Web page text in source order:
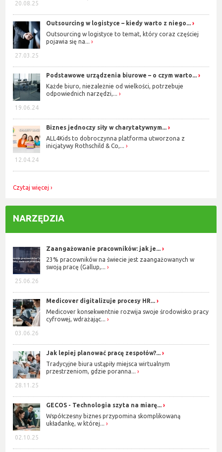
20.08.25
27.03.25
Outsourcing w logistyce – kiedy warto z niego...
Outsourcing w logistyce to temat, który coraz częściej
pojawia się na...
19.06.24
Podstawowe urządzenia biurowe – o czym warto...
Każde biuro, niezależnie od wielkości, potrzebuje
odpowiednich narzędzi,...
12.04.24
Biznes jednoczy siły w charytatywnym...
ALL4Kids to dobroczynna platforma utworzona z
inicjatywy Rothschild & Co,...
Czytaj więcej
NARZĘDZIA
25.06.26
Zaangażowanie pracowników: jak je...
23% pracowników na świecie jest zaangażowanych w
swoją pracę (Gallup,...
03.06.26
Medicover digitalizuje procesy HR...
Medicover konsekwentnie rozwija swoje środowisko pracy
cyfrowej, wdrażając...
28.11.25
Jak lepiej planować pracę zespołów?...
Tradycyjne biura ustąpiły miejsca wirtualnym
przestrzeniom, gdzie poranna...
02.10.25
GECOS - Technologia szyta na miarę...
Współczesny biznes przypomina skomplikowaną
układankę, w której...